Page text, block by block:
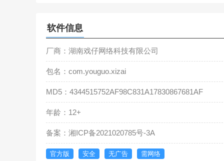
软件信息
厂商：湖南戏仔网络科技有限公司
包名：com.youguo.xizai
MD5：4344515752AF98C831A17830867681AF
年龄：12+
备案：湘ICP备2021020785号-3A
官方版 安全 无广告 需网络